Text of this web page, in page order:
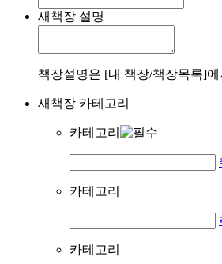
새책장 설명
책장설명은 [내 책장/책장목록]
새책장 카테고리
카테고리
카테고리
카테고리